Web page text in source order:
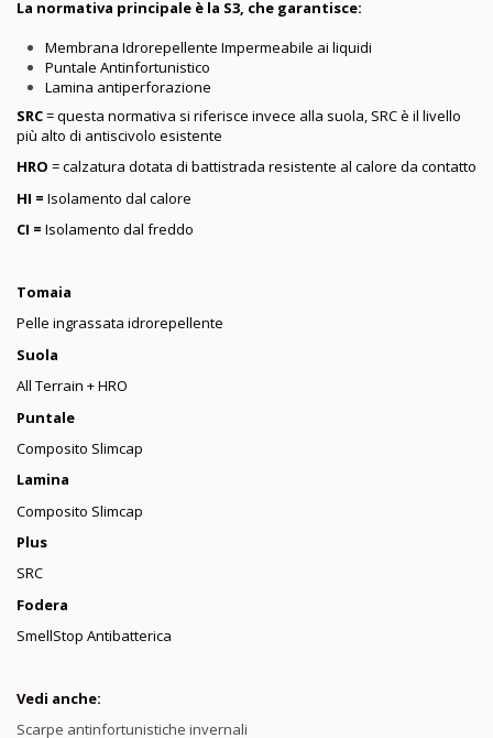
La normativa principale è la S3, che garantisce:
Membrana Idrorepellente Impermeabile ai liquidi
Puntale Antinfortunistico
Lamina antiperforazione
SRC= questa normativa si riferisce invece alla suola, SRC è il livello
più alto di antiscivolo esistente
HRO = calzatura dotata di battistrada resistente al calore da contatto
HI = Isolamento dal calore
CI = Isolamento dal freddo
Tomaia
Pelle ingrassata idrorepellente
Suola
All Terrain + HRO
Puntale
Composito Slimcap
Lamina
Composito Slimcap
Plus
SRC
Fodera
SmellStop Antibatterica
Vedi anche:
Scarpe antinfortunistiche invernali